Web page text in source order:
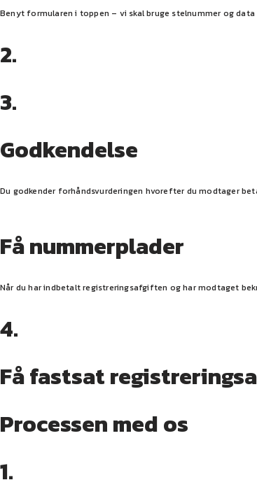
Benyt formularen i toppen – vi skal bruge stelnummer og
2.
3.
Godkendelse
Du godkender forhåndsvurderingen hvorefter du modtager
Få nummerplader
Når du har indbetalt registreringsafgiften og har modtaget
4.
Få fastsat
Processen med os
1.